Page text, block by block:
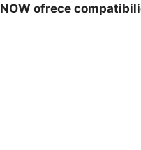
NOW ofrece